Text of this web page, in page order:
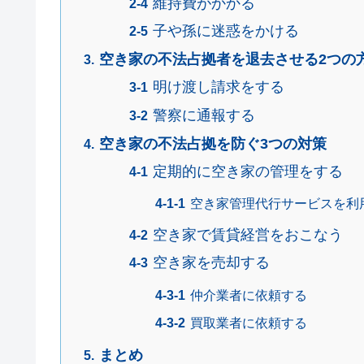
子や孫に迷惑をかける
空き家の不法占拠者を退去させる2つの
明け渡し請求をする
警察に通報する
空き家の不法占拠を防ぐ3つの対策
定期的に空き家の管理をする
空き家管理代行サービスを利
空き家で賃貸経営をおこなう
空き家を売却する
仲介業者に依頼する
買取業者に依頼する
まとめ